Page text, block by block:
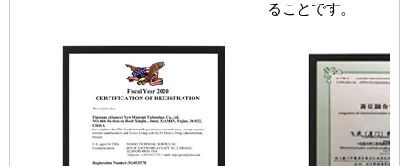
ることです。